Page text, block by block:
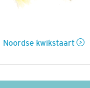
Noordse kwikstaart